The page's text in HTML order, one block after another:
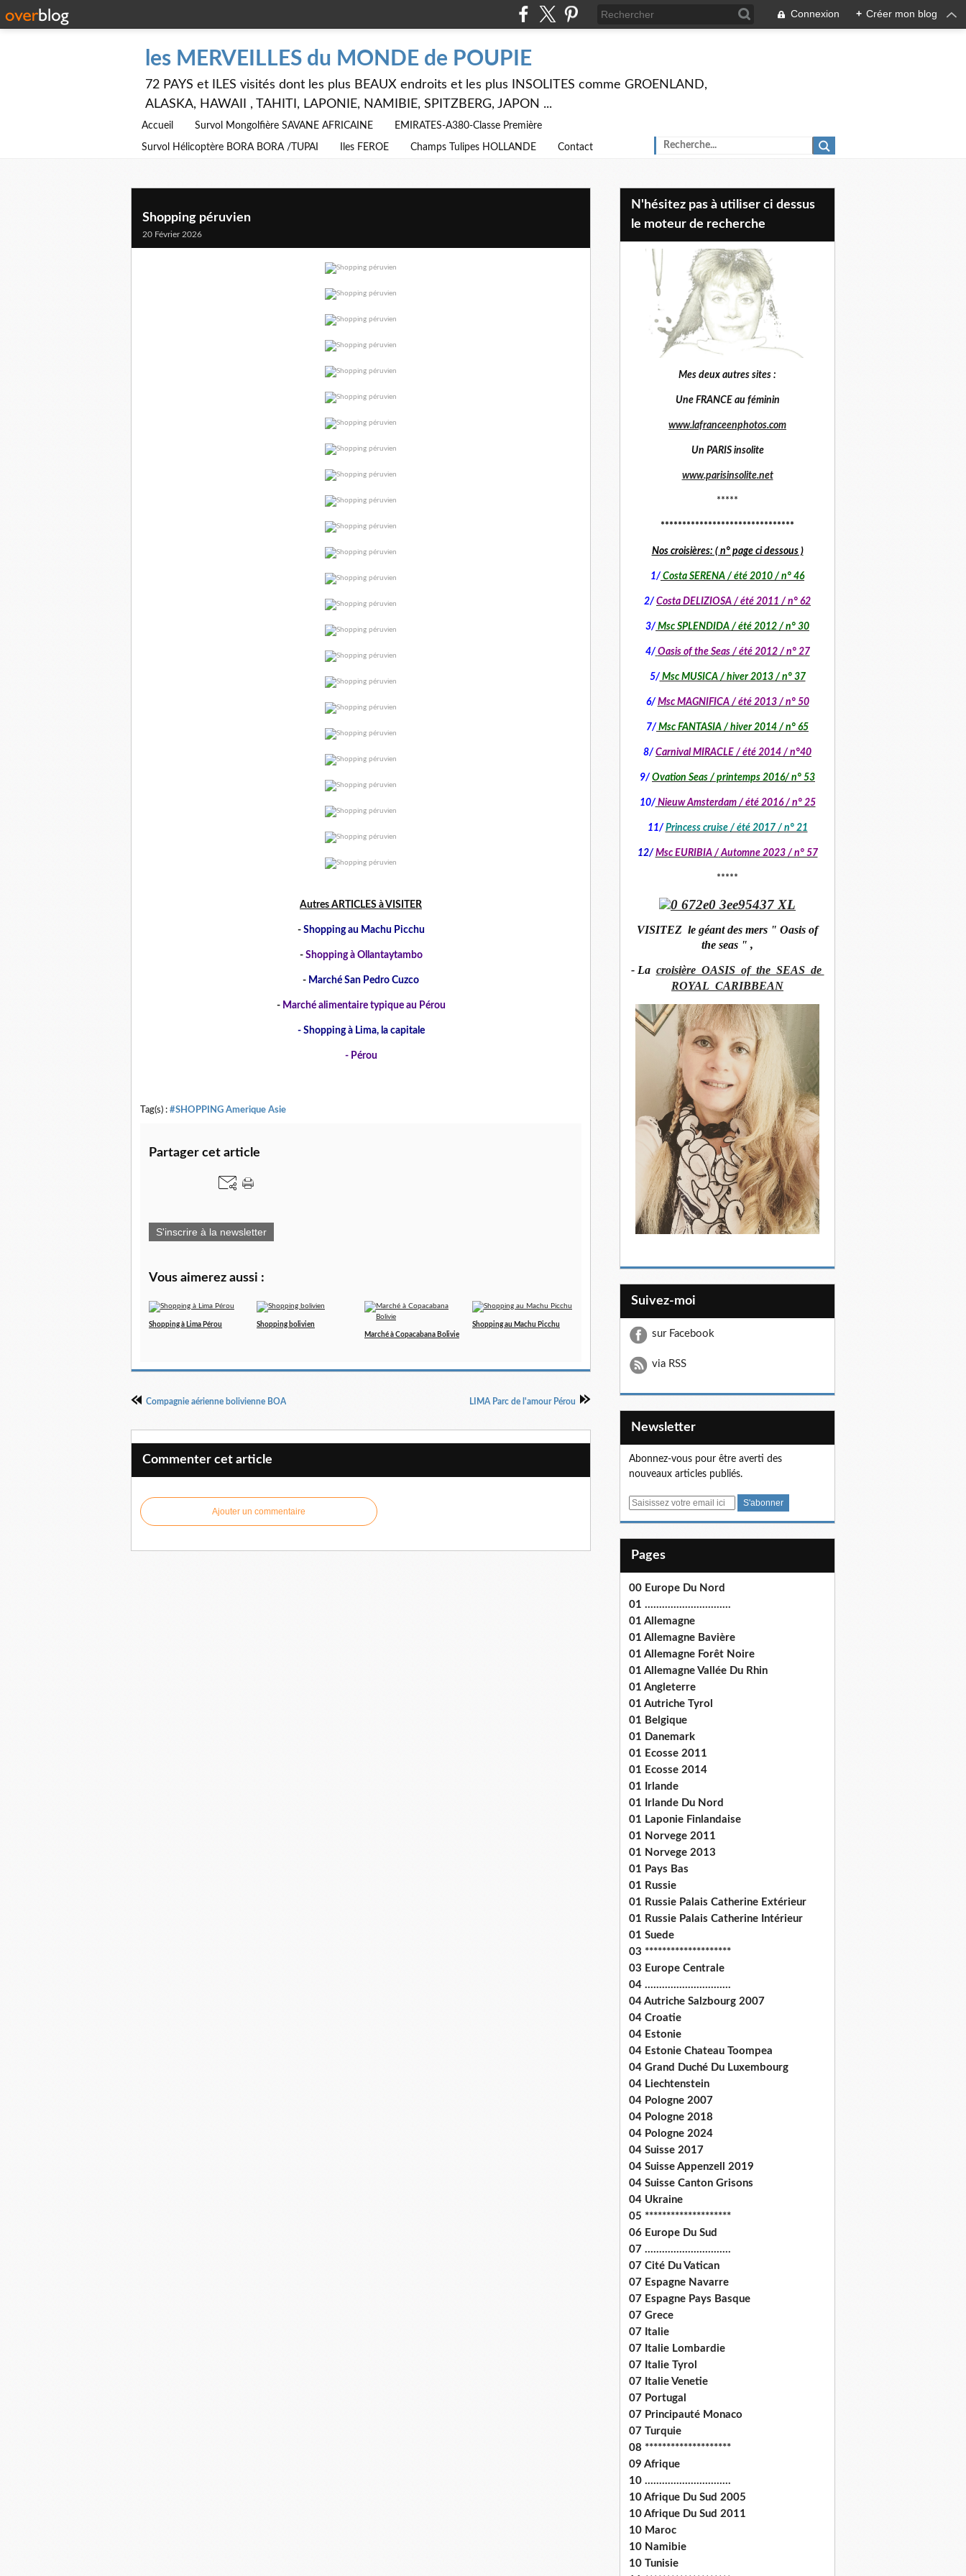
Connexion + Créer mon blog
les MERVEILLES du MONDE de POUPIE
72 PAYS et ILES visités dont les plus BEAUX endroits et les plus INSOLITES comme GROENLAND,
ALASKA, HAWAII , TAHITI, LAPONIE, NAMIBIE, SPITZBERG, JAPON ...
Accueil Survol Mongolfière SAVANE AFRICAINE EMIRATES-A380-Classe Première
Survol Hélicoptère BORA BORA /TUPAI Iles FEROE Champs Tulipes HOLLANDE Contact
Shopping péruvien
20 Février 2026
Autres ARTICLES à VISITER
- Shopping au Machu Picchu
- Shopping à Ollantaytambo
- Marché San Pedro Cuzco
- Marché alimentaire typique au Pérou
- Shopping à Lima, la capitale
- Pérou
Tag(s) : #SHOPPING Amerique Asie
Partager cet article
S'inscrire à la newsletter
Vous aimerez aussi :
Shopping à Lima Pérou
Shopping bolivien
Marché à Copacabana Bolivie
Shopping au Machu Picchu
Compagnie aérienne bolivienne BOA LIMA Parc de l'amour Pérou
Commenter cet article
Ajouter un commentaire
N'hésitez pas à utiliser ci dessus
le moteur de recherche
Mes deux autres sites :
Une FRANCE au féminin
www.lafranceenphotos.com
Un PARIS insolite
www.parisinsolite.net
*****
*******************************
Nos croisières: ( n° page ci dessous )
1/ Costa SERENA / été 2010 / n° 46
2/ Costa DELIZIOSA / été 2011 / n° 62
3/ Msc SPLENDIDA / été 2012 / n° 30
4/ Oasis of the Seas / été 2012 / n° 27
5/Msc MUSICA / hiver 2013 / n° 37
6/ Msc MAGNIFICA / été 2013 / n° 50
7/ Msc FANTASIA / hiver 2014 / n° 65
8/ Carnival MIRACLE / été 2014 / n°40
9/ Ovation Seas / printemps 2016/ n° 53
10/Nieuw Amsterdam / été 2016 / n° 25
11/ Princess cruise / été 2017 / n° 21
12/ Msc EURIBIA / Automne 2023 / n° 57
*****
VISITEZ le géant des mers " Oasis of
the seas " ,
- La croisière OASIS of the SEAS de
ROYAL CARIBBEAN
Suivez-moi
sur Facebook
via RSS
Newsletter
Abonnez-vous pour être averti des
nouveaux articles publiés.
E
Pages
00 Europe Du Nord
01 ..............................
01 Allemagne
01 Allemagne Bavière
01 Allemagne Forêt Noire
01 Allemagne Vallée Du Rhin
01 Angleterre
01 Autriche Tyrol
01 Belgique
01 Danemark
01 Ecosse 2011
01 Ecosse 2014
01 Irlande
01 Irlande Du Nord
01 Laponie Finlandaise
01 Norvege 2011
01 Norvege 2013
01 Pays Bas
01 Russie
01 Russie Palais Catherine Extérieur
01 Russie Palais Catherine Intérieur
01 Suede
03 ********************
03 Europe Centrale
04 ..............................
04 Autriche Salzbourg 2007
04 Croatie
04 Estonie
04 Estonie Chateau Toompea
04 Grand Duché Du Luxembourg
04 Liechtenstein
04 Pologne 2007
04 Pologne 2018
04 Pologne 2024
04 Suisse 2017
04 Suisse Appenzell 2019
04 Suisse Canton Grisons
04 Ukraine
05 ********************
06 Europe Du Sud
07 ..............................
07 Cité Du Vatican
07 Espagne Navarre
07 Espagne Pays Basque
07 Grece
07 Italie
07 Italie Lombardie
07 Italie Tyrol
07 Italie Venetie
07 Portugal
07 Principauté Monaco
07 Turquie
08 ********************
09 Afrique
10 ..............................
10 Afrique Du Sud 2005
10 Afrique Du Sud 2011
10 Maroc
10 Namibie
10 Tunisie